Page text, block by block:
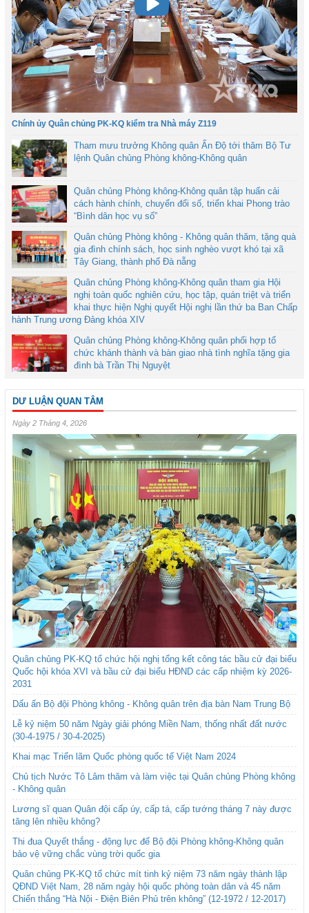
Chính ủy Quân chủng PK-KQ kiểm tra Nhà máy Z119
Tham mưu trưởng Không quân Ấn Độ tới thăm Bộ Tư
lệnh Quân chủng Phòng không-Không quân
Quân chủng Phòng không-Không quân tập huấn cải
cách hành chính, chuyển đổi số, triển khai Phong trào
“Bình dân học vụ số”
Quân chủng Phòng không - Không quân thăm, tặng quà
gia đình chính sách, học sinh nghèo vượt khó tại xã
Tây Giang, thành phố Đà nẵng
Quân chủng Phòng không-Không quân tham gia Hội
nghị toàn quốc nghiên cứu, học tập, quán triệt và triển
khai thực hiện Nghị quyết Hội nghị lần thứ ba Ban Chấp
hành Trung ương Đảng khóa XIV
Quân chủng Phòng không-Không quân phối hợp tổ
chức khánh thành và bàn giao nhà tình nghĩa tặng gia
đình bà Trần Thị Nguyệt
DƯ LUẬN QUAN TÂM
Ngày 2 Tháng 4, 2026
Quân chủng PK-KQ tổ chức hội nghị tổng kết công tác bầu cử đại biểu
Quốc hội khóa XVI và bầu cử đại biểu HĐND các cấp nhiệm kỳ 2026-
2031
Dấu ấn Bộ đội Phòng không - Không quân trên địa bàn Nam Trung Bộ
Lễ kỷ niệm 50 năm Ngày giải phóng Miền Nam, thống nhất đất nước
(30-4-1975 / 30-4-2025)
Khai mạc Triển lãm Quốc phòng quốc tế Việt Nam 2024
Chủ tịch Nước Tô Lâm thăm và làm việc tại Quân chủng Phòng không
- Không quân
Lương sĩ quan Quân đội cấp úy, cấp tá, cấp tướng tháng 7 này được
tăng lên nhiều không?
Thi đua Quyết thắng - động lực để Bộ đội Phòng không-Không quân
bảo vệ vững chắc vùng trời quốc gia
Quân chủng PK-KQ tổ chức mít tinh kỷ niệm 73 năm ngày thành lập
QĐND Việt Nam, 28 năm ngày hội quốc phòng toàn dân và 45 năm
Chiến thắng “Hà Nội - Điện Biên Phủ trên không” (12-1972 / 12-2017)